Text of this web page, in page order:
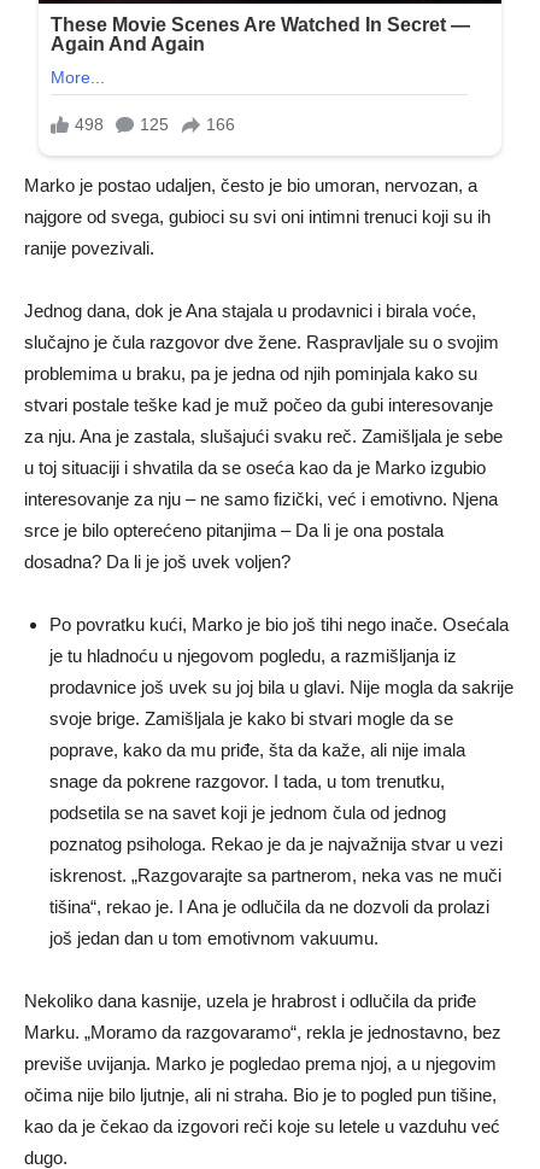
Marko je postao udaljen, često je bio umoran, nervozan, a
najgore od svega, gubioci su svi oni intimni trenuci koji su ih
ranije povezivali.
Jednog dana, dok je Ana stajala u prodavnici i birala voće,
slučajno je čula razgovor dve žene. Raspravljale su o svojim
problemima u braku, pa je jedna od njih pominjala kako su
stvari postale teške kad je muž počeo da gubi interesovanje
za nju. Ana je zastala, slušajući svaku reč. Zamišljala je sebe
u toj situaciji i shvatila da se oseća kao da je Marko izgubio
interesovanje za nju – ne samo fizički, već i emotivno. Njena
srce je bilo opterećeno pitanjima – Da li je ona postala
dosadna? Da li je još uvek voljen?
Po povratku kući, Marko je bio još tihi nego inače. Osećala
je tu hladnoću u njegovom pogledu, a razmišljanja iz
prodavnice još uvek su joj bila u glavi. Nije mogla da sakrije
svoje brige. Zamišljala je kako bi stvari mogle da se
poprave, kako da mu priđe, šta da kaže, ali nije imala
snage da pokrene razgovor. I tada, u tom trenutku,
podsetila se na savet koji je jednom čula od jednog
poznatog psihologa. Rekao je da je najvažnija stvar u vezi
iskrenost. „Razgovarajte sa partnerom, neka vas ne muči
tišina“, rekao je. I Ana je odlučila da ne dozvoli da prolazi
još jedan dan u tom emotivnom vakuumu.
Nekoliko dana kasnije, uzela je hrabrost i odlučila da priđe
Marku. „Moramo da razgovaramo“, rekla je jednostavno, bez
previše uvijanja. Marko je pogledao prema njoj, a u njegovim
očima nije bilo ljutnje, ali ni straha. Bio je to pogled pun tišine,
kao da je čekao da izgovori reči koje su letele u vazduhu već
dugo.